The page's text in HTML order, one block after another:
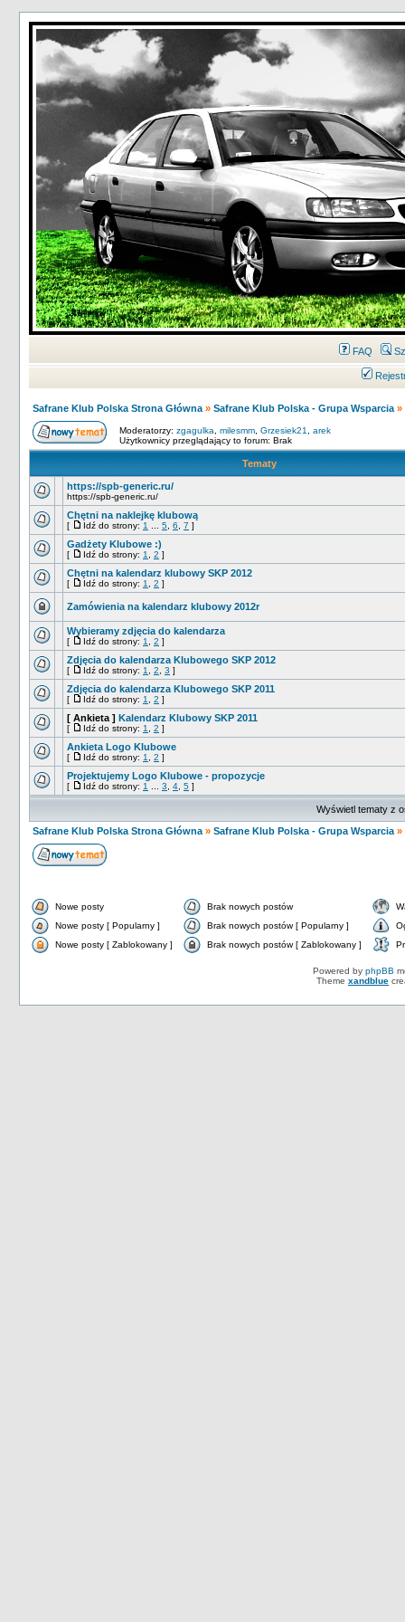
FAQ
Safrane Klub Polska Strona Główna » Safrane Klub Polska - Grupa Wsparcia »
Moderatorzy: zgagulka milesmm Grzesiek21
arek
Użytkownicy przeglądający to forum: Brak
Tematy
https://spb-generic.ru/
https://spb-generic.ru/
Chętni na naklejkę klubową
[ Idź do strony: 1 5 6 7 ]
Gadżety Klubowe :)
[ Idź do strony: 1 2 ]
Chętni na kalendarz klubowy SKP 2012
[ Idź do strony: 1 2 ]
Zamówienia na kalendarz klubowy 2012r
Wybieramy zdjęcia do kalendarza
[ Idź do strony: 1 2 ]
Zdjęcia do kalendarza Klubowego SKP 2012
[ Idź do strony: 1 2 3 ]
Zdjęcia do kalendarza Klubowego SKP 2011
[ Idź do strony: 1 2 ]
[ Ankieta ] Kalendarz Klubowy SKP 2011
[ Idź do strony: 1 2 ]
Ankieta Logo Klubowe
[ Idź do strony: 1 2 ]
Projektujemy Logo Klubowe - propozycje
[ Idź do strony: 1 3 4 5 ]
Wyświetl tematy z
Safrane Klub Polska Strona Główna » Safrane Klub Polska - Grupa Wsparcia »
Nowe posty Brak nowych postów
Nowe posty [ Popularny ]
Brak nowych postów [ Popularny ]
Nowe posty [ Zablokowany ]
Brak nowych postów [ Zablokowany ]
Powered by phpBB
Theme xandblue